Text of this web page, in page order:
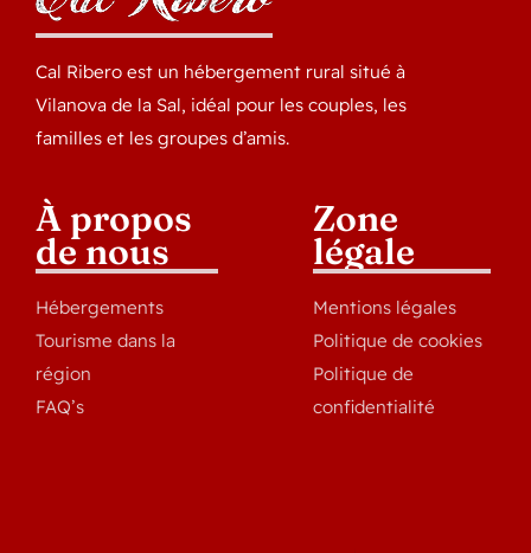
Cal Ribero est un hébergement rural situé à
Vilanova de la Sal, idéal pour les couples, les
familles et les groupes d’amis.
À propos
de nous
Hébergements
Tourisme dans la
région
FAQ’s
Zone
légale
Mentions légales
Politique de cookies
Politique de
confidentialité